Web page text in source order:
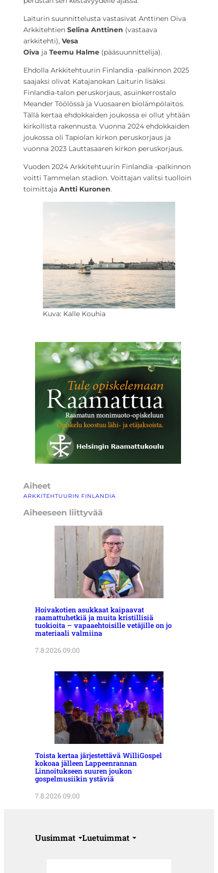
Laiturin suunnittelusta vastasivat Anttinen Oiva
Arkkitehtien Selina Anttinen (vastaava
arkkitehti), Vesa
Oiva ja Teemu Halme (pääsuunnittelija).
Ehdolla Arkkitehtuurin Finlandia -palkinnon 2025
saajaksi olivat Katajanokan Laiturin lisäksi
Finlandia-talon peruskorjaus, asuinkerrostalo
Meander Töölössä ja Vuosaaren biolämpölaitos.
Tällä kertaa ehdokkaiden joukossa ei ollut yhtään
kirkollista rakennusta. Vuonna 2024 ehdokkaiden
joukossa oli Tapiolan kirkon peruskorjaus ja
vuonna 2023 Lauttasaaren kirkon peruskorjaus.
Vuoden 2024 Arkkitehtuurin Finlandia -palkinnon
voitti Tammelan stadion. Voittajan valitsi tuolloin
toimittaja Antti Kuronen.
Kuva: Kalle Kouhia
Aiheet
ARKKITEHTUURIN FINLANDIA
Aiheeseen liittyvää
Hoivakotien asukkaat kaipaavat
raamattuhetkiä ja muita kristillisiä
tuokioita – vapaaehtoisille vetäjille on jo
materiaali valmiina
7.8.2026 09:00
Toista kertaa järjestettävä WilliGospel
kokoaa jälleen Lappeenrannan
Linnoitukseen suuren joukon
gospelmusiikin ystäviä
7.8.2026 09:00
Uusimmat Luetuimmat